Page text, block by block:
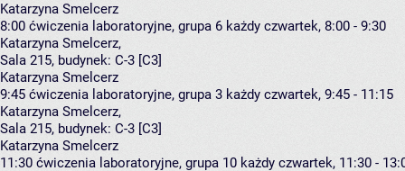
Katarzyna Smelcerz
8:00 ćwiczenia laboratoryjne, grupa 6 każdy czwartek, 8:00 - 9:30
Katarzyna Smelcerz,
Sala 215, budynek: C-3 [C3]
Katarzyna Smelcerz
9:45 ćwiczenia laboratoryjne, grupa 3 każdy czwartek, 9:45 - 11:15
Katarzyna Smelcerz,
Sala 215, budynek: C-3 [C3]
Katarzyna Smelcerz
11:30 ćwiczenia laboratoryjne, grupa 10 każdy czwartek, 11:30 -